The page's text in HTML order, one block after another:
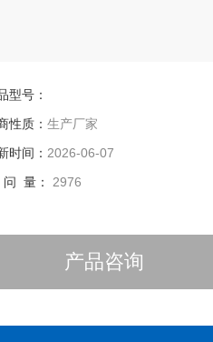
型号：
性质： 生产厂家
时间： 2026-06-07
量： 2976
产品咨询